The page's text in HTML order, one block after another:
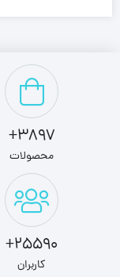
3897+
محصولات
25590+
کاربران